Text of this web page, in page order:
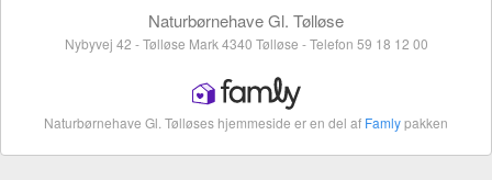
Naturbørnehave Gl. Tølløse
Nybyvej 42 - Tølløse Mark 4340 Tølløse - Telefon 59 18 12 00
Naturbørnehave Gl. Tølløses hjemmeside er en del af Famlypakken